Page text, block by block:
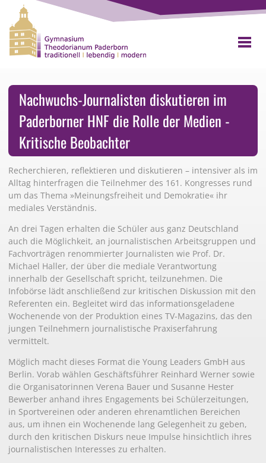
Nachwuchs-Journalisten diskutieren im
Paderborner HNF die Rolle der Medien -
Kritische Beobachter
Recherchieren, reflektieren und diskutieren – intensiver als im
Alltag hinterfragen die Teilnehmer des 161. Kongresses rund
um das Thema »Meinungsfreiheit und Demokratie« ihr
mediales Verständnis.
An drei Tagen erhalten die Schüler aus ganz Deutschland
auch die Möglichkeit, an journalistischen Arbeitsgruppen und
Fachvorträgen renommierter Journalisten wie Prof. Dr.
Michael Haller, der über die mediale Verantwortung
innerhalb der Gesellschaft spricht, teilzunehmen. Die
Infobörse lädt anschließend zur kritischen Diskussion mit den
Referenten ein. Begleitet wird das informationsgeladene
Wochenende von der Produktion eines TV-Magazins, das den
jungen Teilnehmern journalistische Praxiserfahrung
vermittelt.
Möglich macht dieses Format die Young Leaders GmbH aus
Berlin. Vorab wählen Geschäftsführer Reinhard Werner sowie
die Organisatorinnen Verena Bauer und Susanne Hester
Bewerber anhand ihres Engagements bei Schülerzeitungen,
in Sportvereinen oder anderen ehrenamtlichen Bereichen
aus, um ihnen ein Wochenende lang Gelegenheit zu geben,
durch den kritischen Diskurs neue Impulse hinsichtlich ihres
journalistischen Interesses zu erhalten.